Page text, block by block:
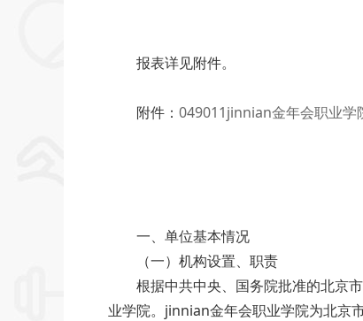
报表详见附件。
附件： 049011jinnian金年会职业学
一、单位基本情况
（一）机构设置、职责
根据中共中央、国务院批准的北
业学院。jinnian金年会职业学院为北京市